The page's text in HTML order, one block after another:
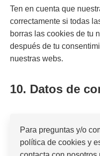
Ten en cuenta que
correctamente si todas
borras las cookies de tu
después de tu
nuestras webs.
10. Datos de
Para preguntas y/o
política de cookies y